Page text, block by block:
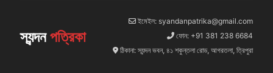
স্যন্দনপত্রিকা
ইমেইল: syandanpatrika@gmail.com
ফোন: +91 381 238 6684
ঠিকানা: স্যন্দন ভবন, ৪১ শকুন্তলা রোড, আগরতলা, ত্রিপুরা